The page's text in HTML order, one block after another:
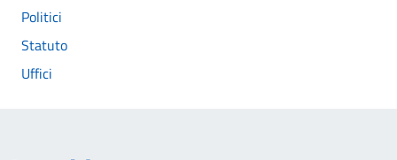
Politici
Statuto
Uffici